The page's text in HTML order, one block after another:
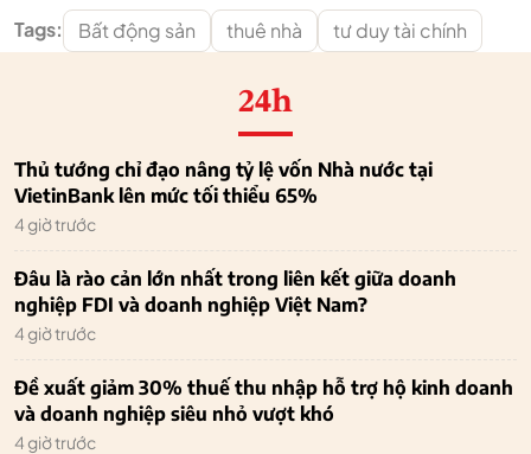
Tags: Bất động sản thuê nhà tư duy tài chính
24h
Thủ tướng chỉ đạo nâng tỷ lệ vốn Nhà nước tại
VietinBank lên mức tối thiểu 65%
4 giờ trước
Đâu là rào cản lớn nhất trong liên kết giữa doanh
nghiệp FDI và doanh nghiệp Việt Nam?
4 giờ trước
Đề xuất giảm 30% thuế thu nhập hỗ trợ hộ kinh doanh
và doanh nghiệp siêu nhỏ vượt khó
4 giờ trước